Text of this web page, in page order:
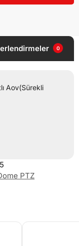
0
Aov(Sürekli
PTZ